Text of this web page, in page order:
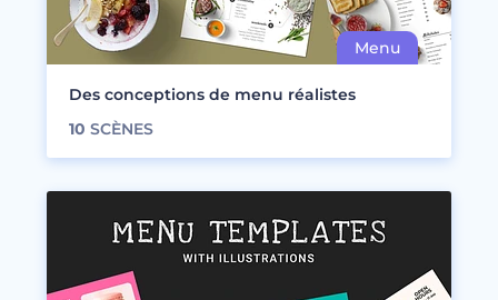
Des conceptions de menu réalistes
10 SCÈNES